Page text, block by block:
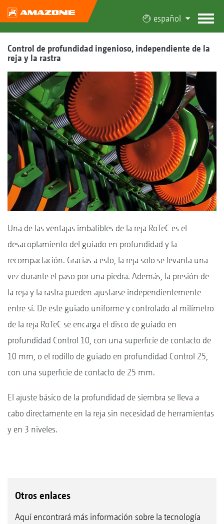
español
Control de profundidad ingenioso, independiente de la
reja y la rastra
Una de las ventajas imbatibles de la reja RoTeC es el
desacoplamiento del guiado en profundidad y la
recompactación. Gracias a esto, la reja solo se levanta una
vez durante el paso por una piedra. Además, la presión de
la reja y la rastra pueden ajustarse independientemente
entre sí. De este guiado uniforme y controlado al milímetro
de la reja RoTeC se encarga el disco de guiado en
profundidad Control 10, con una superficie de contacto de
10 mm, o el rodillo de guiado en profundidad Control 25,
con una superficie de contacto de 25 mm.
El ajuste básico de la profundidad de siembra se lleva a
cabo directamente en la reja sin necesidad de herramientas
y en 3 niveles.
Otros enlaces
Aquí encontrará más información sobre la tecnología